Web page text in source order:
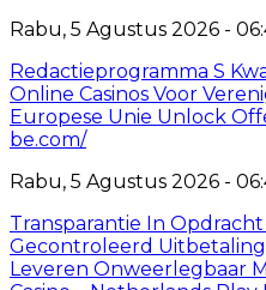
Rabu, 5 Agustus 2026 -
Redactieprogramma S
Online Casinos Voor
Europese Unie Unlock
be.com/
Rabu, 5 Agustus 2026 -
Transparantie In
Gecontroleerd
Leveren Onweerlegbaar